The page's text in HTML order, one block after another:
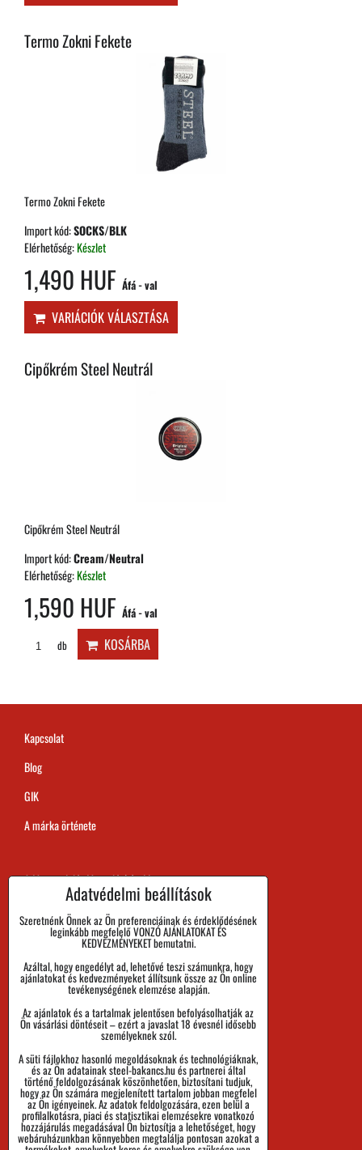
Termo Zokni Fekete
Termo Zokni Fekete
Import kód:SOCKS/BLK
Elérhetőség:Készlet
1,490 HUF Áfá - val
VARIÁCIÓK VÁLASZTÁSA
Cipőkrém Steel Neutrál
Cipőkrém Steel Neutrál
Import kód:Cream/Neutral
Elérhetőség:Készlet
1,590 HUF Áfá - val
db KOSÁRBA
Kapcsolat
Blog
GIK
A márka örténete
A Megrendelés Megvalósítási Ideje
Áru visszaadása és Reklamáció
Méret
Személyes adatok védelme
Küldemények nyomon követése
Adatvédelmi beállítások
Szeretnénk Önnek az Ön preferenciáinak és érdeklődésének
leginkább megfelelő VONZÓ AJÁNLATOKAT ÉS
KEDVEZMÉNYEKET bemutatni.
Azáltal, hogy engedélyt ad, lehetővé teszi számunkra, hogy
ajánlatokat és kedvezményeket állítsunk össze az Ön online
tevékenységének elemzése alapján.
Az ajánlatok és a tartalmak jelentősen befolyásolhatják az
Ön vásárlási döntéseit – ezért a javaslat 18 évesnél idősebb
személyeknek szól.
A süti fájlokhoz hasonló megoldásoknak és technológiáknak,
és az Ön adatainak steel-bakancs.hu és partnerei által
történő feldolgozásának köszönhetően, biztosítani tudjuk,
hogy az Ön számára megjelenített tartalom jobban megfelel
az Ön igényeinek. Az adatok feldolgozására, ezen belül a
profilalkotásra, piaci és statisztikai elemzésekre vonatkozó
hozzájárulás megadásával Ön biztosítja a lehetőséget, hogy
webáruházunkban könnyebben megtalálja pontosan azokat a